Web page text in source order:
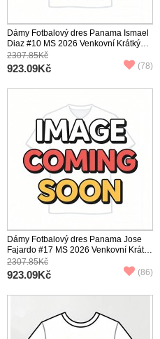
Dámy Fotbalový dres Panama Ismael
Diaz #10 MS 2026 Venkovní Krátký
Rukáv
2307.85Kč
923.09Kč (78)
Dámy Fotbalový dres Panama Jose
Fajardo #17 MS 2026 Venkovní Krátký
Rukáv
2307.85Kč
923.09Kč (86)